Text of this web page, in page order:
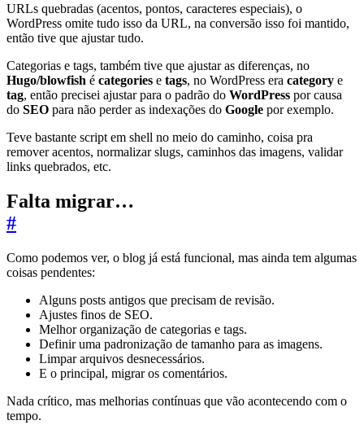
URLs quebradas (acentos, pontos, caracteres especiais), o
WordPress omite tudo isso da URL, na conversão isso foi mantido,
então tive que ajustar tudo.
Categorias e tags, também tive que ajustar as diferenças, no
Hugo/blowfish é categories e tags, no WordPress era category e
tag, então precisei ajustar para o padrão do WordPress por causa
do SEO para não perder as indexações do Google por exemplo.
Teve bastante script em shell no meio do caminho, coisa pra
remover acentos, normalizar slugs, caminhos das imagens, validar
links quebrados, etc.
Falta migrar…
#
Como podemos ver, o blog já está funcional, mas ainda tem algumas
coisas pendentes:
Alguns posts antigos que precisam de revisão.
Ajustes finos de SEO.
Melhor organização de categorias e tags.
Definir uma padronização de tamanho para as imagens.
Limpar arquivos desnecessários.
E o principal, migrar os comentários.
Nada crítico, mas melhorias contínuas que vão acontecendo com o
tempo.